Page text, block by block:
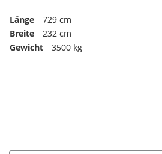
Länge
729 cm
Breite
232 cm
Gewicht
3500 kg